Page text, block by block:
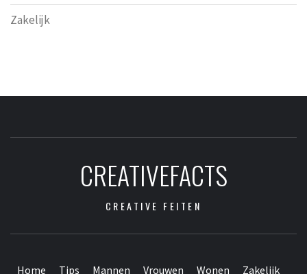
Zakelijk
CREATIVEFACTS
CREATIVE FEITEN
Home Tips Mannen Vrouwen Wonen Zakelijk